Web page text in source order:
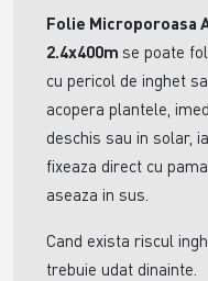
Folie Microporoasa
2.4x400m se poate
cu pericol de inghet
acopera plantele,
deschis sau in solar,
fixeaza direct cu
aseaza in sus.
Cand exista riscul
trebuie udat dinainte.